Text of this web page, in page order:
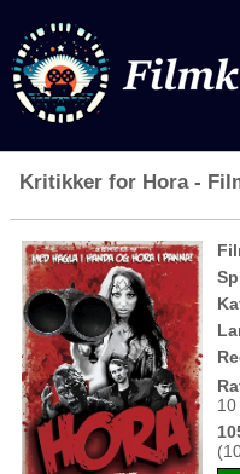
Kritikker for Hora -
10